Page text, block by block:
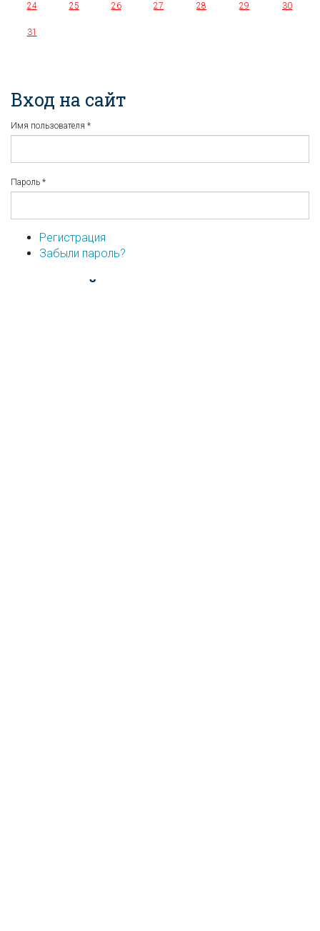
24 25 26 27 28 29 30
31
Вход на сайт
Имя пользователя *
Пароль *
Регистрация
Забыли пароль?
...или войдите используя